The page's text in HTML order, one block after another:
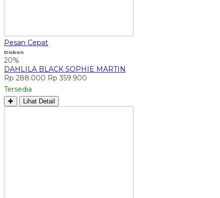
Pesan Cepat
Diskon
20%
DAHLILA BLACK SOPHIE MARTIN
Rp 288.000 Rp 359.900
Tersedia
✚ Lihat Detail